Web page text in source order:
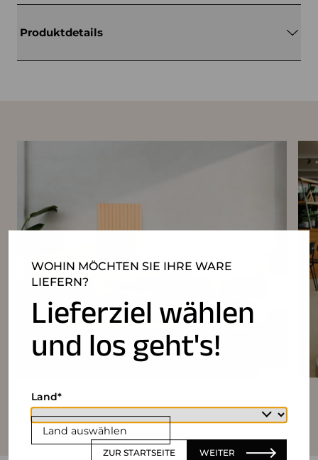
WOHIN MÖCHTEN SIE IHRE WARE
LIEFERN?
Lieferziel wählen
und los geht's!
Land auswählen
Land
ZUR STARTSEITE WEITER
Produktdetails